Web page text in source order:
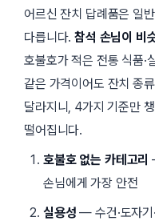
어르신 잔치 답례품은 일
다릅니다.참석 손님이 비
호불호가 적은 전통 식품·
같은 가격이어도 잔치 종
달라지니, 4가지 기준만
떨어집니다.
호불호 없는 카테고리
손님에게 가장 안전
실용성 — 수건·도자기